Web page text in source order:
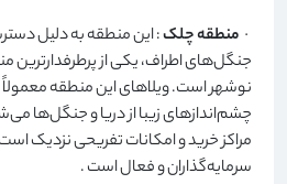
· منطقه چلک: این منطقه به دلیل
جنگل‌های اطراف، یکی از پرطرفدارترین
نوشهر است. ویلاهای این منطقه
چشم‌اندازهای زیبا از دریا و جنگل‌ها
مراکز خرید و امکانات تفریحی نزدیک
سرمایه‌گذاران و فعال است.